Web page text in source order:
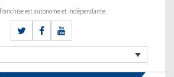
est autonome et indépendante